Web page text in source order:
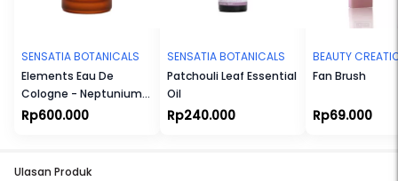
memiliki manfaat anti-aging.
Vegan. Tidak Melalui Uji Coba terhadap Hewan. Tanpa Bahan yang
Membahayakan Eksistensi Terumbu Karang. Tersertifikasi Halal.
SENSATIA BOTANICALS
Elements Eau De
Cologne - Neptunium
(Np)
Rp600.000
SENSATIA BOTANICALS
Patchouli Leaf Essential
Oil
Rp240.000
BEAUTY
Fan Brush
Rp69.000
Ulasan Produk